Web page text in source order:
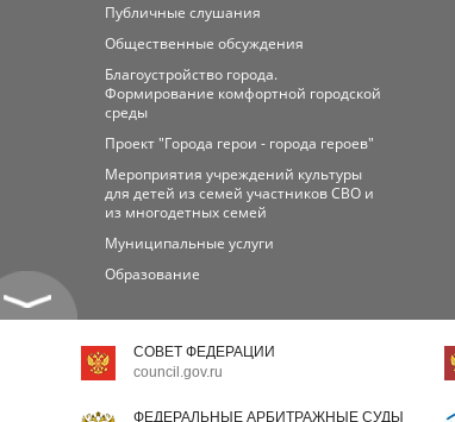
Публичные слушания
Общественные обсуждения
Благоустройство города.
Формирование комфортной городской
среды
Проект "Города герои - города героев"
Мероприятия учреждений культуры
для детей из семей участников СВО и
из многодетных семей
Муниципальные услуги
Образование
СОВЕТ ФЕДЕРАЦИИ
council.gov.ru
ФЕДЕРАЛЬНЫЕ АРБИТРАЖНЫЕ СУДЫ